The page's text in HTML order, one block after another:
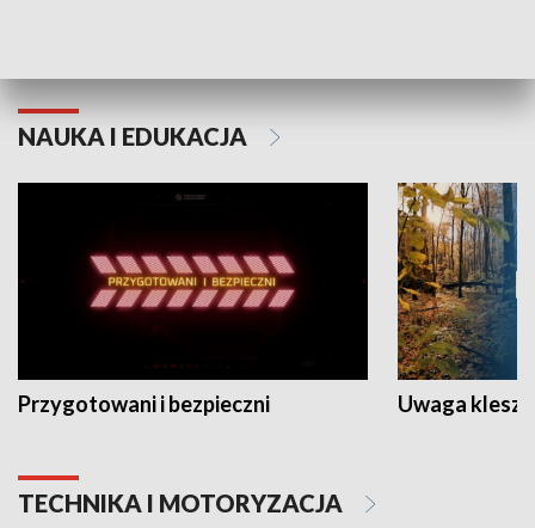
NAUKA I EDUKACJA
Przygotowani i bezpieczni Uwaga
TECHNIKA I MOTORYZACJA